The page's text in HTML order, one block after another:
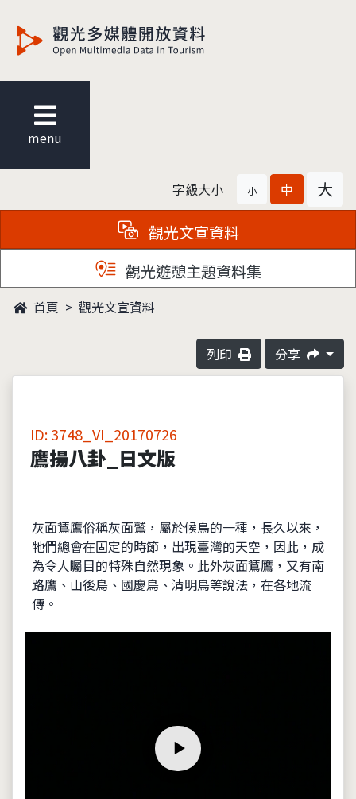
menu
字級大小 小 中 大
觀光文宣資料
觀光遊憩主題資料集
首頁 觀光文宣資料
列印 分享
ID: 3748_VI_20170726
鷹揚八卦_日文版
灰面鵟鷹俗稱灰面鷲，屬於候鳥的一種，長久以來，
牠們總會在固定的時節，出現臺灣的天空，因此，成
為令人矚目的特殊自然現象。此外灰面鵟鷹，又有南
路鷹、山後鳥、國慶鳥、清明鳥等說法，在各地流
傳。